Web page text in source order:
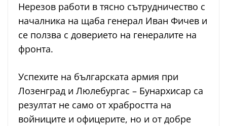
Нерезов работи в тясно сътрудничество с
началника на щаба генерал Иван Фичев и
се ползва с доверието на генералите на
фронта.
Успехите на българската армия при
Лозенград и Люлебургас – Бунархисар са
резултат не само от храбростта на
войниците и офицерите, но и от добре